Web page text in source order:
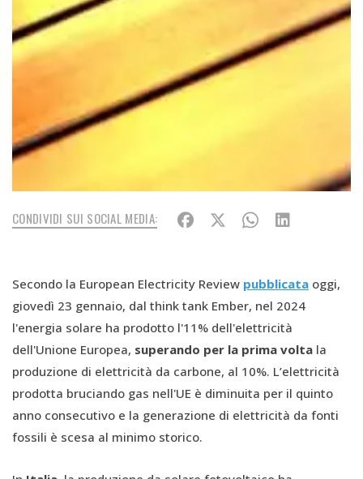
CONDIVIDI SUI SOCIAL MEDIA:
Secondo la European Electricity Review pubblicata oggi,
giovedì 23 gennaio, dal think tank Ember, nel 2024
l'energia solare ha prodotto l'11% dell'elettricità
dell'Unione Europea, superando per la prima volta la
produzione di elettricità da carbone, al 10%. L’elettricità
prodotta bruciando gas nell'UE è diminuita per il quinto
anno consecutivo e la generazione di elettricità da fonti
fossili è scesa al minimo storico.